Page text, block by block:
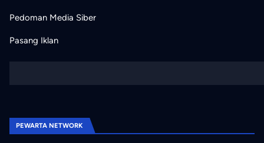
Pedoman Media Siber
Pasang Iklan
PEWARTA NETWORK